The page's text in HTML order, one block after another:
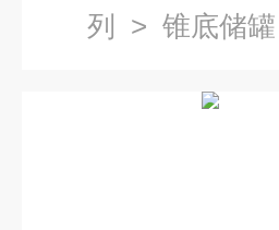
列
> 锥底储罐